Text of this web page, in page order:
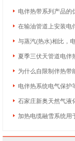
电伴热带系列产品的
在输油管道上安装电
与蒸汽(热水)相比，
夏季三伏天管道电伴
为什么自限制伴热带
电伴热系统电气保护
石家庄新奥天然气液
加热电缆融雪系统用